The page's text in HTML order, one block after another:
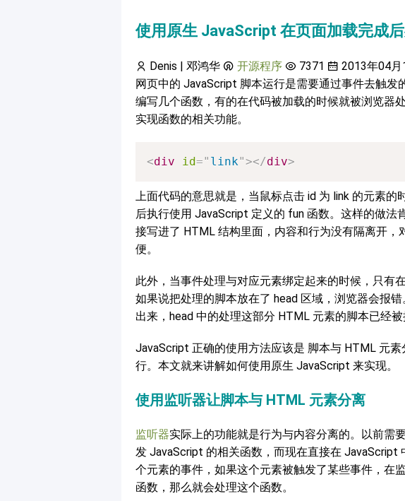
使用原生 JavaScript 在页面加载完成
Denis | 邓鸿华 开源程序 7371
2013年04月
网页中的 JavaScript 脚本运行是需要通过事件去触发
编写几个函数，有的在代码被加载的时候就被浏览器
实现函数的相关功能。
<div id=" link"></div>
上面代码的意思就是，当鼠标点击 id 为 link 的元素的
后执行使用 JavaScript 定义的 fun 函数。这样的做法
接写进了 HTML 结构里面，内容和行为没有隔离开，
便。
此外，当事件处理与对应元素绑定起来的时候，只有
如果说把处理的脚本放在了 head 区域，浏览器会报
出来，head 中的处理这部分 HTML 元素的脚本已经被
JavaScript 正确的使用方法应该是 脚本与 HTML 元
行。本文就来讲解如何使用原生 JavaScript 来实现。
使用监听器让脚本与 HTML 元素分离
监听器实际上的功能就是行为与内容分离的。以前需
发 JavaScript 的相关函数，而现在直接在 JavaScript
个元素的事件，如果这个元素被触发了某些事件，在
函数，那么就会处理这个函数。